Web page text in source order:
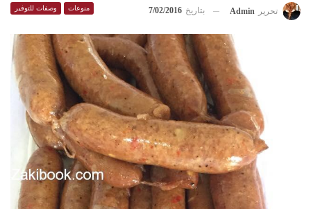
منوعات وصفات للتوفير تحرير Admin بتاريخ 7/02/2016